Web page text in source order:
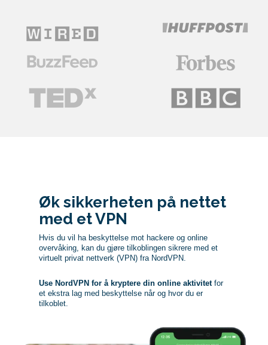
Øk sikkerheten på nettet
med et VPN
Hvis du vil ha beskyttelse mot hackere og online
overvåking, kan du gjøre tilkoblingen sikrere med et
virtuelt privat nettverk (VPN) fra NordVPN.
Use NordVPN for å kryptere din online aktivitetfor
et ekstra lag med beskyttelse når og hvor du er
tilkoblet.